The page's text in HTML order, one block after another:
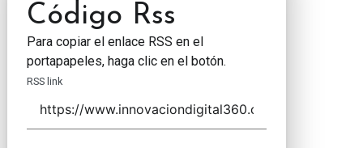
Código Rss
Para copiar el enlace RSS en el
portapapeles, haga clic en el botón.
RSS link